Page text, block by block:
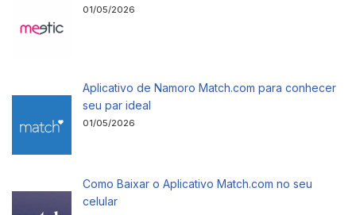
01/05/2026
Aplicativo de Namoro Match.com para conhecer
seu par ideal
01/05/2026
Como Baixar o Aplicativo Match.com no seu
celular